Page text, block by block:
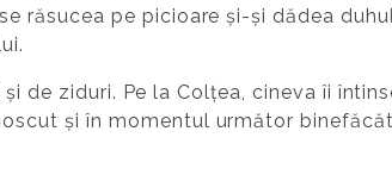
răsucea pe picioare și-și dădea
de ziduri. Pe la Colțea, cineva îi
și în momentul următor